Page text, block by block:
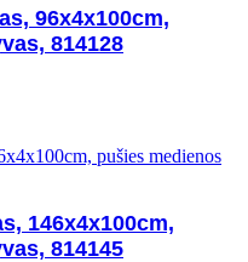
96x4x100cm,
814128
146x4x100cm,
814145